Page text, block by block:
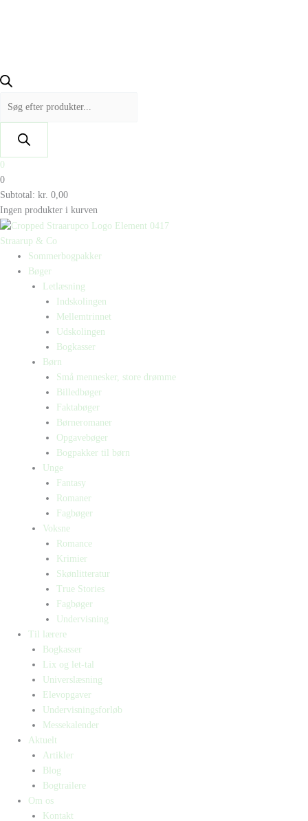
0
0
Subtotal: kr. 0,00
Ingen produkter i kurven
Straarup & Co
Sommerbogpakker
Bøger
Letlæsning
Indskolingen
Mellemtrinnet
Udskolingen
Bogkasser
Børn
Små mennesker, store drømme
Billedbøger
Faktabøger
Børneromaner
Opgavebøger
Bogpakker til børn
Unge
Fantasy
Romaner
Fagbøger
Voksne
Romance
Krimier
Skønlitteratur
True Stories
Fagbøger
Undervisning
Til lærere
Bogkasser
Lix og let-tal
Universlæsning
Elevopgaver
Undervisningsforløb
Messekalender
Aktuelt
Artikler
Blog
Bogtrailere
Om os
Kontakt